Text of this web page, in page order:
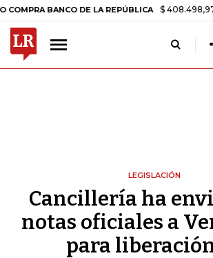
BANCO DE LA REPÚBLICA $ 408.498,97 +$
LEGISLACIÓN
Cancillería ha
notas oficiales a
para